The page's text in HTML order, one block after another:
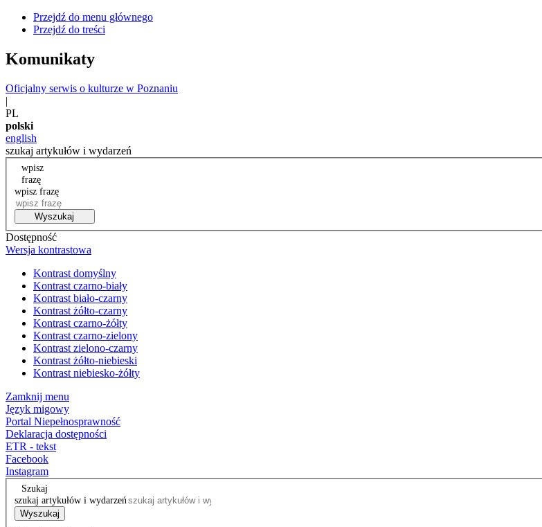
Przejdź do menu głównego
Przejdź do treści
Komunikaty
Oficjalny serwis o kulturze w Poznaniu
|
PL
polski
english
szukaj artykułów i wydarzeń
wpisz
frazę
wpisz frazę
Wyszukaj
Dostępność
Wersja kontrastowa
Kontrast domyślny
Kontrast czarno-biały
Kontrast biało-czarny
Kontrast żółto-czarny
Kontrast czarno-żółty
Kontrast czarno-zielony
Kontrast zielono-czarny
Kontrast żółto-niebieski
Kontrast niebiesko-żółty
Zamknij menu
Język migowy
Portal Niepełnosprawność
Deklaracja dostępności
ETR - tekst
Facebook
Instagram
Szukaj
szukaj artykułów i wydarzeń
Wyszukaj